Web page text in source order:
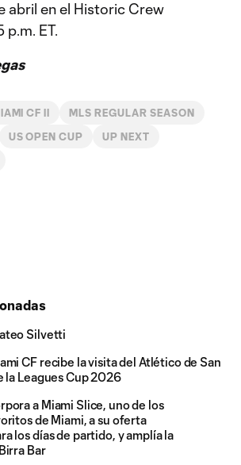
abril en el Historic Crew
p.m. ET.
CF II MLS REGULAR SEASON
US OPEN CUP UP NEXT
Silvetti
CF recibe la visita del Atlético de San
la Leagues Cup 2026
a Miami Slice, uno de los
de Miami, a su oferta
los días de partido, y amplía la
Bar